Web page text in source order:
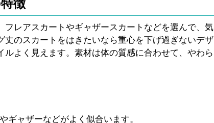
徴
レアスカートやギャザースカートなどを選んで、気
のスカートをはきたいなら重心を下げ過ぎないデザ
よく見えます。素材は体の質感に合わせて、やわら
ギャザーなどがよく似合います。